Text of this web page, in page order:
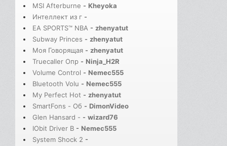
MSI Afterburne - Kheyoka
Интеллект из г -
EA SPORTS™ NBA - zhenyatut
Subway Princes - zhenyatut
Моя Говорящая - zhenyatut
Truecaller Опр - Ninja_H2R
Volume Control - Nemec555
Bluetooth Volu - Nemec555
My Perfect Hot - zhenyatut
SmartFons - Об - DimonVideo
Glen Hansard - - wizard76
IObit Driver B - Nemec555
System Shock 2 -